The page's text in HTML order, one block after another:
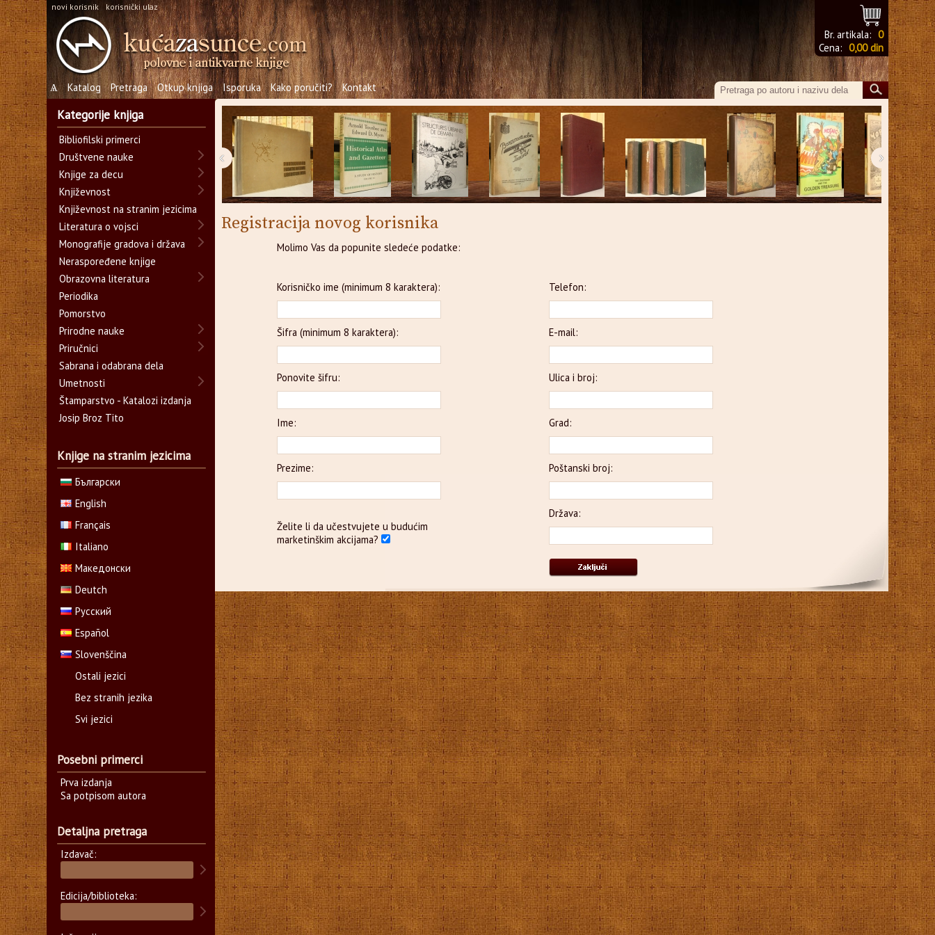
novi korisnik korisnički ulaz
Br. artikala: 0
Cena: 0,00 din
Ѧ Katalog Pretraga Otkup knjiga Isporuka Kako poručiti? Kontakt
‹ ›
Registracija novog korisnika
Molimo Vas da popunite sledeće podatke:
Korisničko ime (minimum 8 karaktera):
Šifra (minimum 8 karaktera):
Ponovite šifru:
Ime:
Prezime:
Želite li da učestvujete u budućim
marketinškim akcijama?
Telefon:
E-mail:
Ulica i broj:
Grad:
Poštanski broj:
Država:
Kategorije knjiga
Bibliofilski primerci
Društvene nauke
Knjige za decu
Književnost
Književnost na stranim jezicima
Literatura o vojsci
Monografije gradova i država
Neraspoređene knjige
Obrazovna literatura
Periodika
Pomorstvo
Prirodne nauke
Priručnici
Sabrana i odabrana dela
Umetnosti
Štamparstvo - Katalozi izdanja
Josip Broz Tito
Knjige na stranim jezicima
Български
English
Français
Italiano
Македонски
Deutch
Русский
Español
Slovenščina
Ostali jezici
Bez stranih jezika
Svi jezici
Posebni primerci
Prva izdanja
Sa potpisom autora
Detaljna pretraga
Izdavač:
Edicija/biblioteka: